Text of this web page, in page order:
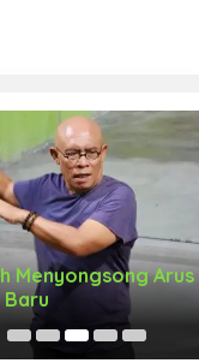
Menyongsong